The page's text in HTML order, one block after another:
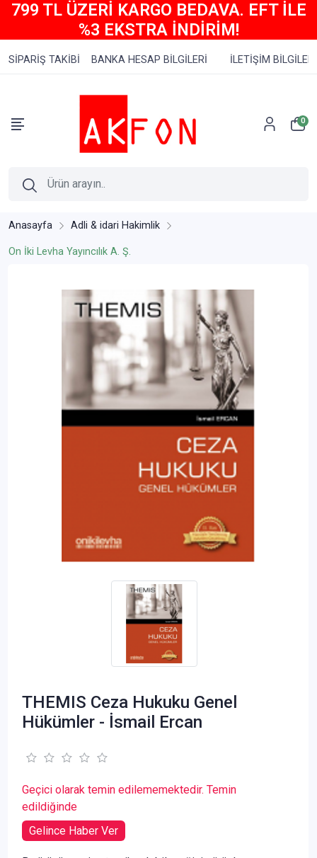
799 TL ÜZERİ KARGO BEDAVA. EFT İLE
%3 EKSTRA İNDİRİM!
SİPARİŞ TAKİBİ BANKA HESAP BİLGİLERİ İLETİŞİM BİLGİLERİ
0
Anasayfa Adli & idari Hakimlik
On İki Levha Yayıncılık A. Ş.
THEMIS Ceza Hukuku Genel
Hükümler - İsmail Ercan
Geçici olarak temin edilememektedir. Temin
edildiğinde
Gelince Haber Ver